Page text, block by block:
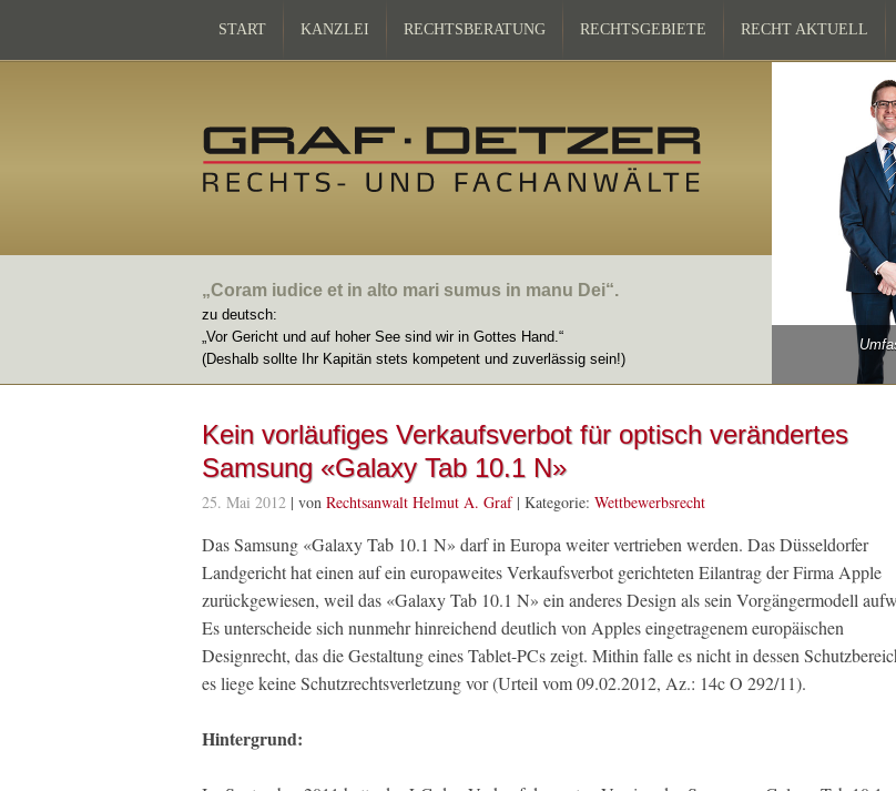
START KANZLEI RECHTSBERATUNG RECHTSGEBIETE RECHT AKTUELL
„Coram iudice et in alto mari sumus in manu Dei“.
zu deutsch:
„Vor Gericht und auf hoher See sind wir in Gottes Hand.“
(Deshalb sollte Ihr Kapitän stets kompetent und zuverlässig sein!)
Kein vorläufiges Verkaufsverbot für optisch verändertes
Samsung «Galaxy Tab 10.1 N»
25. Mai 2012 | von Rechtsanwalt Helmut A. Graf| Kategorie: Wettbewerbsrecht
Das Samsung «Galaxy Tab 10.1 N» darf in Europa weiter vertrieben werden. Das Düsseldorfer
Landgericht hat einen auf ein europaweites Verkaufsverbot gerichteten Eilantrag der Firma Apple
zurückgewiesen, weil das «Galaxy Tab 10.1 N» ein anderes Design als sein Vorgängermodell
Es unterscheide sich nunmehr hinreichend deutlich von Apples eingetragenem europäischen
Designrecht, das die Gestaltung eines Tablet-PCs zeigt. Mithin falle es nicht in dessen
es liege keine Schutzrechtsverletzung vor (Urteil vom 09.02.2012, Az.: 14c O 292/11).
Hintergrund: